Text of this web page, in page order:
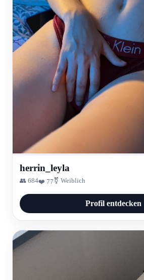
herrin_leyla
👥 684❤️ 77⚧ Weiblich
Profil entdecken